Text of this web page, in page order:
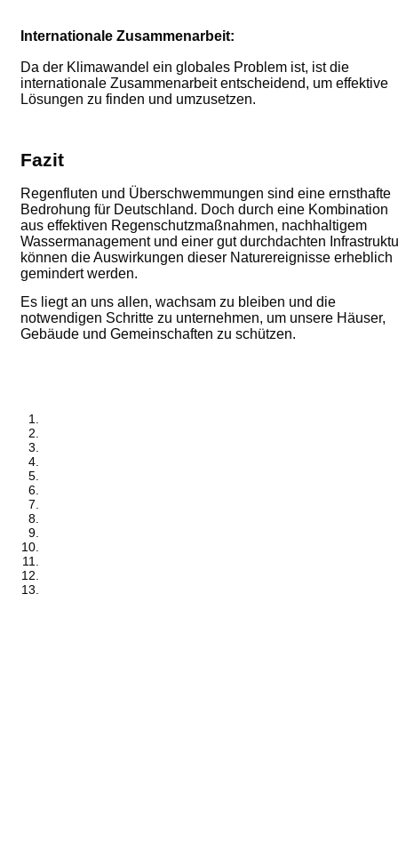
Internationale Zusammenarbeit:
Da der Klimawandel ein globales Problem ist, ist die
internationale Zusammenarbeit entscheidend, um effektive
Lösungen zu finden und umzusetzen.
Fazit
Regenfluten und Überschwemmungen sind eine ernsthafte
Bedrohung für Deutschland. Doch durch eine Kombination
aus effektiven Regenschutzmaßnahmen, nachhaltigem
Wassermanagement und einer gut durchdachten
können die Auswirkungen dieser Naturereignisse erheblich
gemindert werden.
Es liegt an uns allen, wachsam zu bleiben und die
notwendigen Schritte zu unternehmen, um unsere Häuser,
Gebäude und Gemeinschaften zu schützen.